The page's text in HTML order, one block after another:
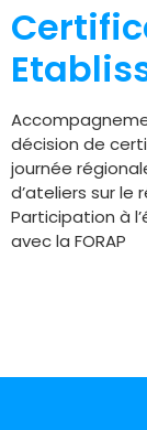
décision de
journée
d’ateliers sur
Participation à
avec la FORAP